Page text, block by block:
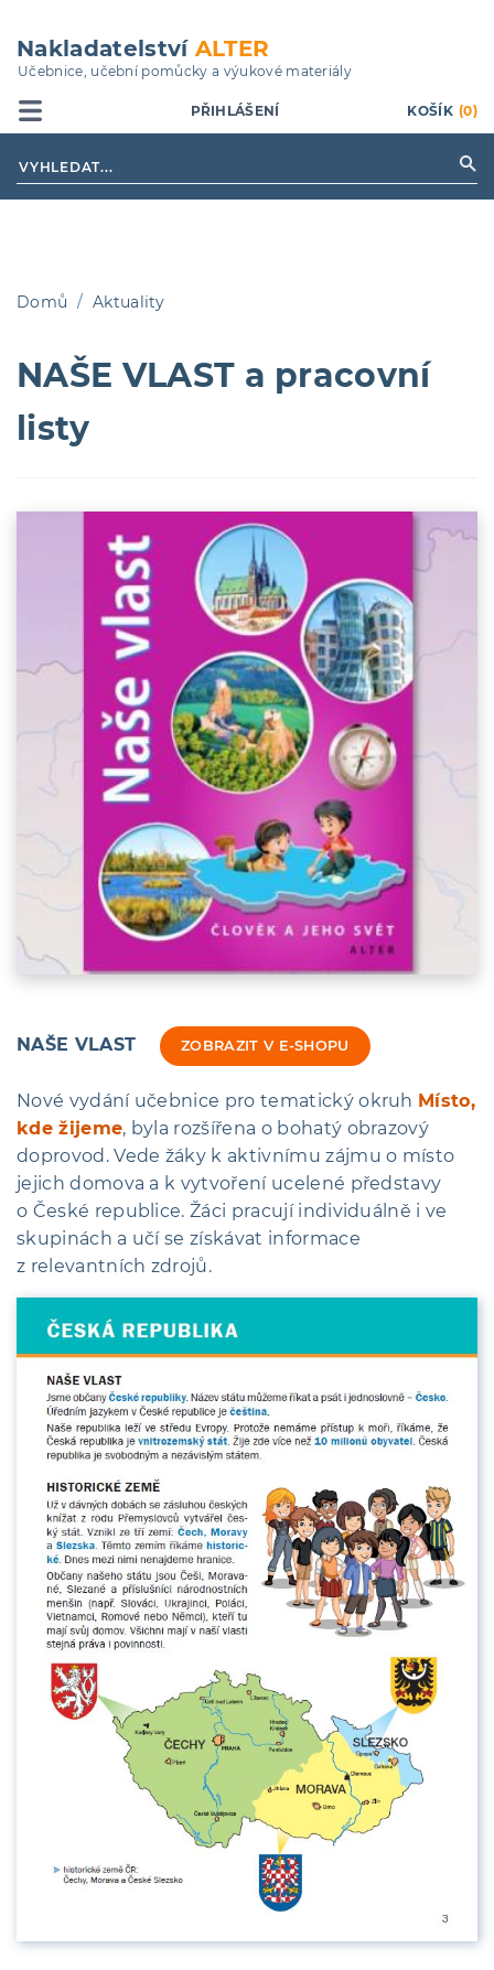
hlavnímu
obsahu
Nakladatelství ALTER
Učebnice, učební pomůcky a výukové materiály
PŘIHLÁŠENÍ KOŠÍK (0)
Drobečková
navigace
Domů Aktuality
NAŠE VLAST a pracovní
listy
NAŠE VLAST ZOBRAZIT V E-SHOPU
Nové vydání učebnice pro tematický okruh Místo,
kde žijeme, byla rozšířena o bohatý obrazový
doprovod. Vede žáky k aktivnímu zájmu o místo
jejich domova a k vytvoření ucelené představy
o České republice. Žáci pracují individuálně i ve
skupinách a učí se získávat informace
z relevantních zdrojů.